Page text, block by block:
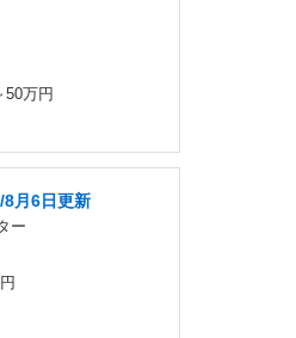
50万円
8月6日更新
ー